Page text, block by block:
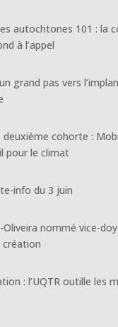
autochtones 101 : la
à l’appel
grand pas vers
deuxième cohorte :
pour le climat
info du 3 juin
nommé vice-
création
: l’UQTR outille les